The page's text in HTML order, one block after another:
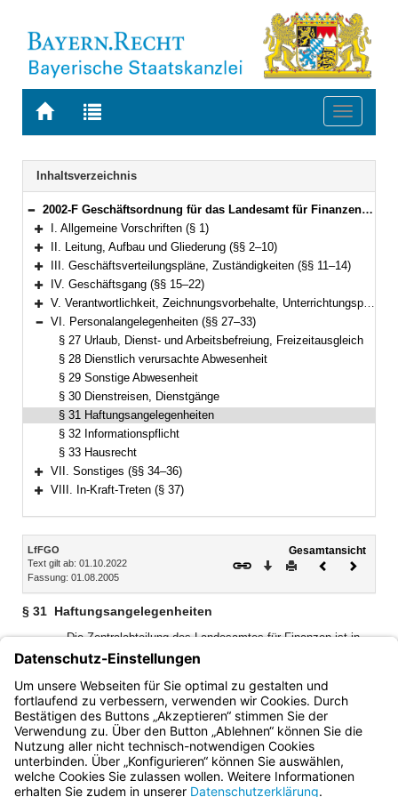
Zur
BAYERN.RECHT
Zur
letzten
Suche
Toggle
Navigation
Inhaltsverzeichnis
Bereich reduzieren
2002-F Geschäftsordnung für das Landesamt für Finanzen (LfFGO) Bekanntmachung des Bayerischen Staatsministeriums der Finanzen vom1. August 2005, Az. 41 - O 1800 - 009 - 31449/05 (FMBl. S. 150) (§§ 1–37)
Bereich erweitern
I. Allgemeine Vorschriften (§ 1)
Bereich erweitern
II. Leitung, Aufbau und Gliederung (§§ 2–10)
Bereich erweitern
III. Geschäftsverteilungspläne, Zuständigkeiten (§§ 11–14)
Bereich erweitern
IV. Geschäftsgang (§§ 15–22)
Bereich erweitern
V. Verantwortlichkeit, Zeichnungsvorbehalte, Unterrichtungspflicht (§§ 23–26)
Bereich reduzieren
VI. Personalangelegenheiten (§§ 27–33)
§ 27 Urlaub, Dienst- und Arbeitsbefreiung, Freizeitausgleich
§ 28 Dienstlich verursachte Abwesenheit
§ 29 Sonstige Abwesenheit
§ 30 Dienstreisen, Dienstgänge
§ 31 Haftungsangelegenheiten
§ 32 Informationspflicht
§ 33 Hausrecht
Bereich erweitern
VII. Sonstiges (§§ 34–36)
VIII. In-Kraft-Treten (§ 37)
Inhalt
LfFGO
Text gilt ab: 01.10.2022
Fassung: 01.08.2005
Gesamtansicht
Download
DruckenVorheriges
§ 31 Haftungsangelegenheiten
Die Zentralabteilung des Landesamtes für Finanzen ist in
Haftungsangelegenheiten der Bediensteten des
Landesamtes für Finanzen zur abschließenden
Entscheidung zuständig, wenn bei der Haftungsprüfung
durch die Dienststellen eine Haftung bejaht wird.
Bayern.de
BayernPortal